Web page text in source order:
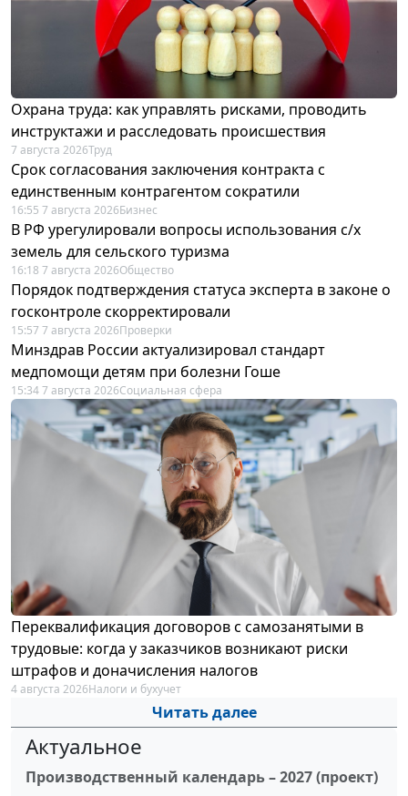
Охрана труда: как управлять рисками, проводить
инструктажи и расследовать происшествия
7 августа 2026Труд
Срок согласования заключения контракта с
единственным контрагентом сократили
16:55 7 августа 2026Бизнес
В РФ урегулировали вопросы использования с/х
земель для сельского туризма
16:18 7 августа 2026Общество
Порядок подтверждения статуса эксперта в законе о
госконтроле скорректировали
15:57 7 августа 2026Проверки
Минздрав России актуализировал стандарт
медпомощи детям при болезни Гоше
15:34 7 августа 2026Социальная сфера
Переквалификация договоров с самозанятыми в
трудовые: когда у заказчиков возникают риски
штрафов и доначисления налогов
4 августа 2026Налоги и бухучет
Читать далее
Актуальное
Производственный календарь – 2027 (проект)